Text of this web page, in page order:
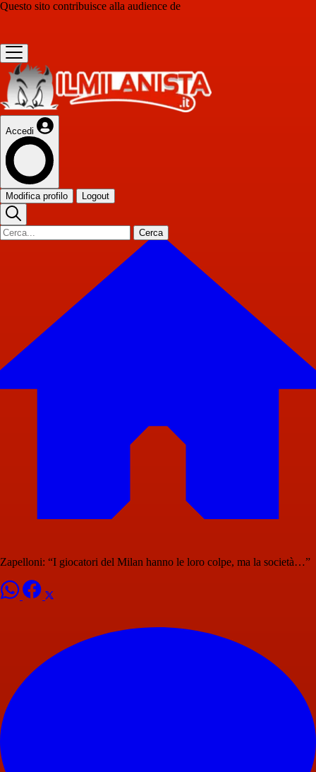
Questo sito contribuisce alla audience de
Accedi
Modifica profilo Logout
Cerca
Zapelloni: “I giocatori del Milan hanno le loro colpe, ma la società…”